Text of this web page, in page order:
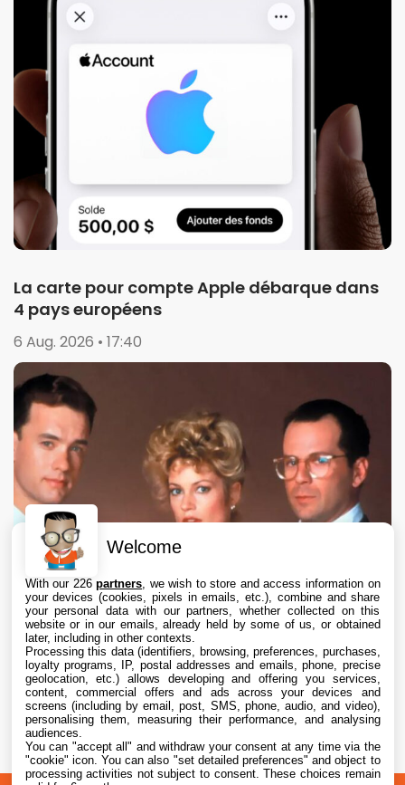
La carte pour compte Apple débarque dans
4 pays européens
6 Aug. 2026 • 17:40
Apple TV abandonne le projet de série Le
Bûcher des Vanités après des désaccords
créatifs
6 Aug. 2026 • 17:20
Welcome
With our 226partners , we wish to store and access information on
your devices (cookies, pixels in emails, etc.), combine and share
your personal data with our partners, whether collected on this
website or in our emails, already held by some of us, or obtained
later, including in other contexts.
Processing this data (identifiers, browsing, preferences, purchases,
loyalty programs, IP, postal addresses and emails, phone, precise
geolocation, etc.) allows developing and offering you services,
content, commercial offers and ads across your devices and
screens (including by email, post, SMS, phone, audio, and video),
personalising them, measuring their performance, and analysing
audiences.
You can "accept all" and withdraw your consent at any time via the
"cookie" icon. You can also "set detailed preferences" and object to
processing activities not subject to consent. These choices remain